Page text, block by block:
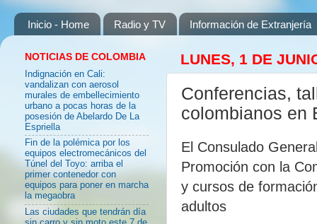
Inicio - Home Radio y TV Información de Extranjería
LUNES, 1 DE
Conferencias,
colombianos en
El Consulado
Promoción con la
y cursos de
adultos
NOTICIAS DE COLOMBIA
Indignación en Cali:
vandalizan con aerosol
murales de embellecimiento
urbano a pocas horas de la
posesión de Abelardo De La
Espriella
Fin de la polémica por los
equipos electromecánicos del
Túnel del Toyo: arriba el
primer contenedor con
equipos para poner en marcha
la megaobra
Las ciudades que tendrán día